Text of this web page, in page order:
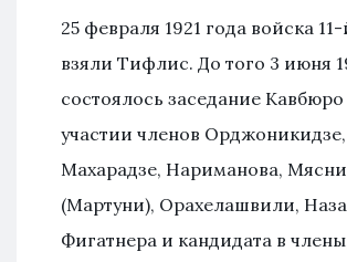
25 февраля 1921 года войска
взяли Тифлис. До того 3 июня
состоялось заседание
участии членов Орджоникидзе,
Махарадзе, Нариманова,
(Мартуни), Орахелашвили,
Фигатнера и кандидата в